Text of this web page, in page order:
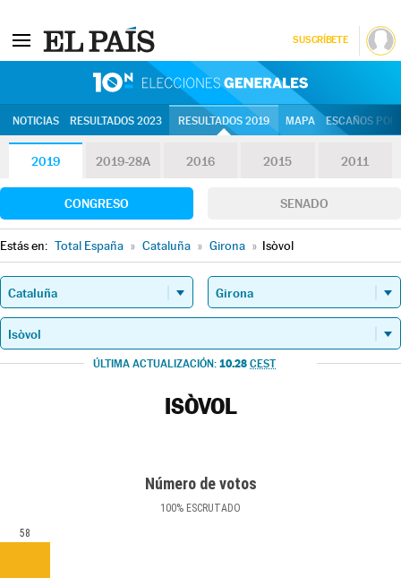
SUSCRÍBETE
NOTICIAS RESULTADOS 2023 RESULTADOS 2019 MAPA ESCAÑOS
2019 2019-28A 2016 2015 2011
CONGRESO SENADO
Estás en: Total España » Cataluña » Girona » Isòvol
ÚLTIMA ACTUALIZACIÓN: 10.28 CEST
ISÒVOL
Número de votos
100% ESCRUTADO
58